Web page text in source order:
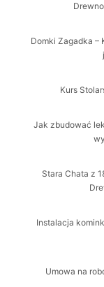
Domki Zagadka –
Kurs
Jak zbudować
Stara Chata z
Instalacja
Umowa na